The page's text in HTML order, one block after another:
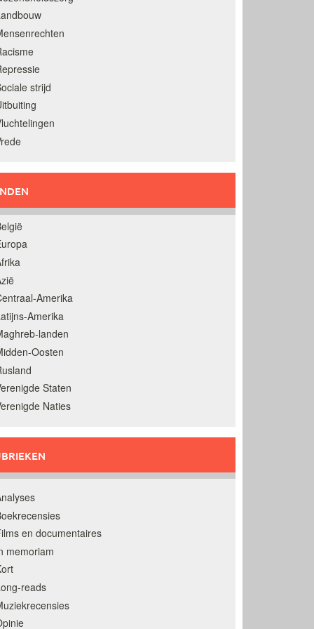
strijd
Amerika
Amerika
landen
Oosten
Staten
Naties
en documentaires
memoriam
reads